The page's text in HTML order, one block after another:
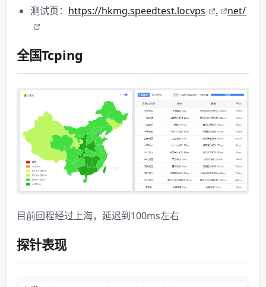
测试页： https://hkmg.speedtest.locvps . net/
全国Tcping
目前回程经过上海，延迟到100ms左右
探针表现